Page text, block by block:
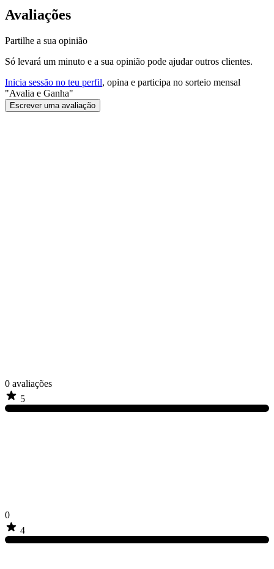
Avaliações
Partilhe a sua opinião
Só levará um minuto e a sua opinião pode ajudar outros clientes.
Inicia sessão no teu perfil, opina e participa no sorteio mensal
"Avalia e Ganha"
Escrever uma avaliação
0 avaliações
5
0
4